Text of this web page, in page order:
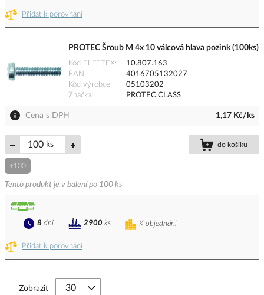
Přidat k porovnání
PROTEC Šroub M 4x 10 válcová hlava pozink (100ks)
Kód ELFETEX
10.807.163
EAN
4016705132027
Kód výrobce
05103202
Značka
PROTEC.CLASS
Cena s DPH 1,17 Kč/ks
ks do košíku
+100
Tento produkt je v balení po 100 ks
Přidat k porovnání
K objednání
8 dní 2900 ks
Zobrazit